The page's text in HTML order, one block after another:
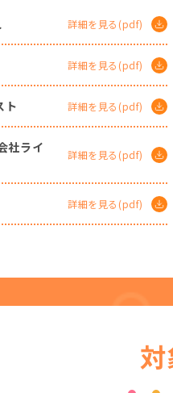
詳細を見る(pdf)
詳細を見る(pdf)
ト 詳細を見る(pdf)
社ライ 詳細を見る(pdf)
詳細を見る(pdf)